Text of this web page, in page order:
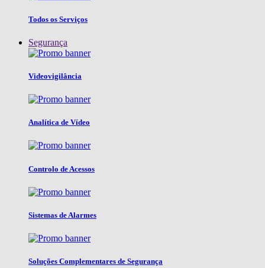
Todos os Serviços
Segurança
Videovigilância
Analítica de Vídeo
Controlo de Acessos
Sistemas de Alarmes
Soluções Complementares de Segurança